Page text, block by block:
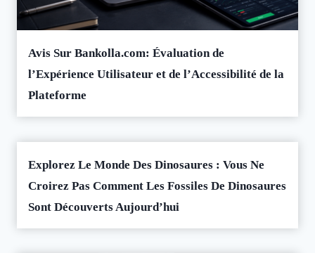
Avis Sur Bankolla.com: Évaluation de
l’Expérience Utilisateur et de l’Accessibilité de la
Plateforme
Explorez Le Monde Des Dinosaures : Vous Ne
Croirez Pas Comment Les Fossiles De Dinosaures
Sont Découverts Aujourd’hui